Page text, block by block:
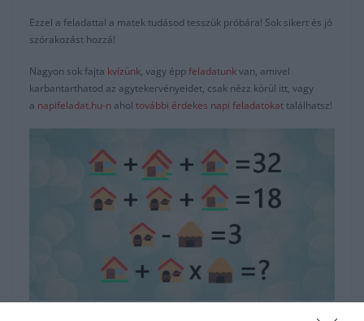
Ezzel a feladattal a matek tudásod tesszük próbára! Sok sikert és jó
szórakozást hozzá!
Nagyon sok fajta kvízünk, vagy éppfeladatunkvan, amivel
karbantarthatod az agytekervényeidet, csak nézz körül itt, vagy
a napifeladat.hu-n ahol további érdekes napi feladatokattalálhatsz!